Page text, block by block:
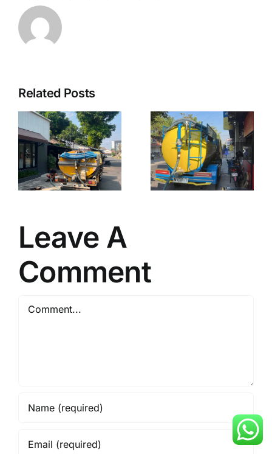
Related Posts
Sedot WC
Murah
Jogja
089507179738
Sedot WC
Murah
Jogja
Sleman
Leave A
Comment